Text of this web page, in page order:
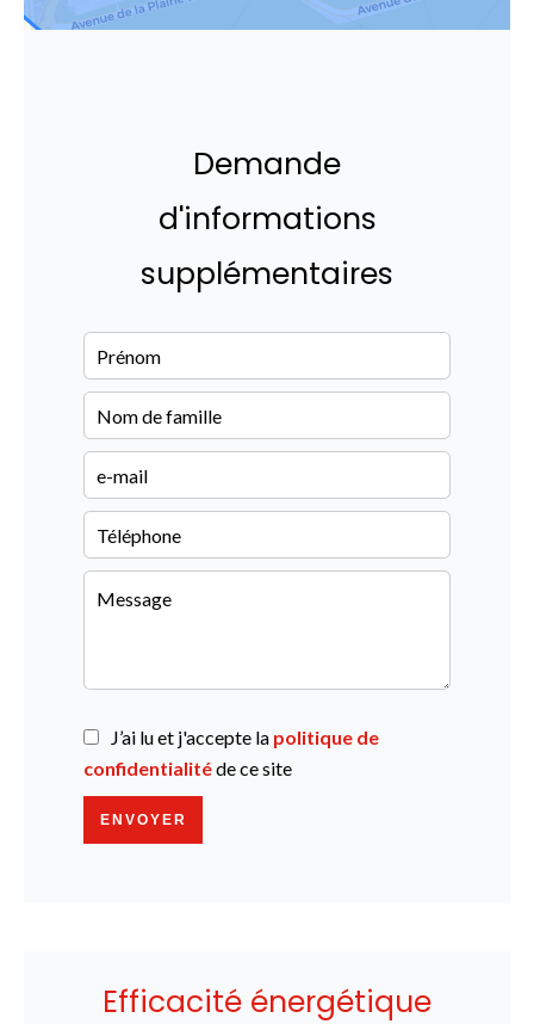
Demande
d'informations
supplémentaires
J’ai lu et j'accepte la politique de
confidentialitéde ce site
ENVOYER
Efficacité énergétique